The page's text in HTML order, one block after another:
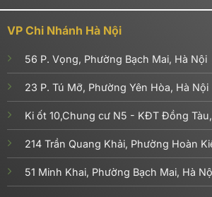
VP Chi Nhánh Hà Nội
56 P. Vọng, Phường Bạch Mai, Hà Nội
23 P. Tú Mỡ, Phường Yên Hòa, Hà Nội
Ki ốt 10,Chung cư N5 - KĐT Đồng
214 Trần Quang Khải, Phường Hoàn
51 Minh Khai, Phường Bạch Mai, Hà